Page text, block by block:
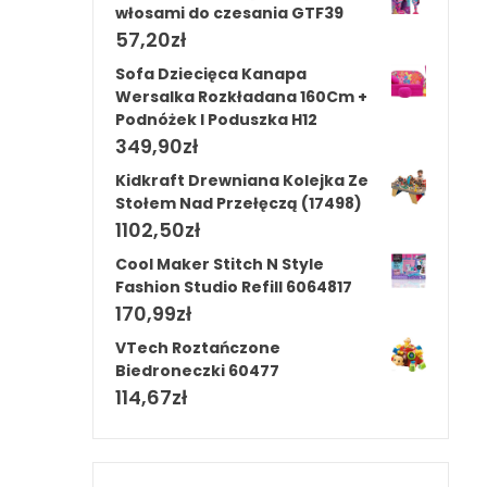
włosami do czesania GTF39
57,20zł
Sofa Dziecięca Kanapa
Wersalka Rozkładana 160Cm +
Podnóżek I Poduszka H12
349,90zł
Kidkraft Drewniana Kolejka Ze
Stołem Nad Przełęczą (17498)
1102,50zł
Cool Maker Stitch N Style
Fashion Studio Refill 6064817
170,99zł
VTech Roztańczone
Biedroneczki 60477
114,67zł